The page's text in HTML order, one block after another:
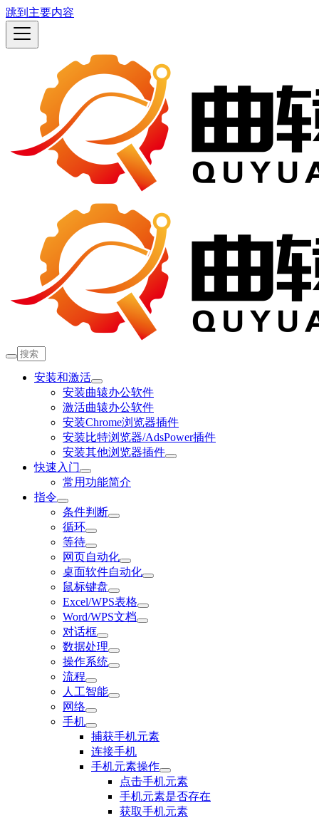
跳到主要内容
安装和激活
安装曲辕办公软件
激活曲辕办公软件
安装Chrome浏览器插件
安装比特浏览器/AdsPower插件
安装其他浏览器插件
快速入门
常用功能简介
指令
条件判断
循环
等待
网页自动化
桌面软件自动化
鼠标键盘
Excel/WPS表格
Word/WPS文档
对话框
数据处理
操作系统
流程
人工智能
网络
手机
捕获手机元素
连接手机
手机元素操作
点击手机元素
手机元素是否存在
获取手机元素